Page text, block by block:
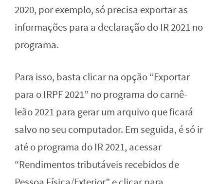
2020, por exemplo, só precisa exportar as
informações para a declaração do IR 2021 no
programa.
Para isso, basta clicar na opção “Exportar
para o IRPF 2021” no programa do carnê-
leão 2021 para gerar um arquivo que ficará
salvo no seu computador. Em seguida, é só ir
até o programa do IR 2021, acessar
“Rendimentos tributáveis recebidos de